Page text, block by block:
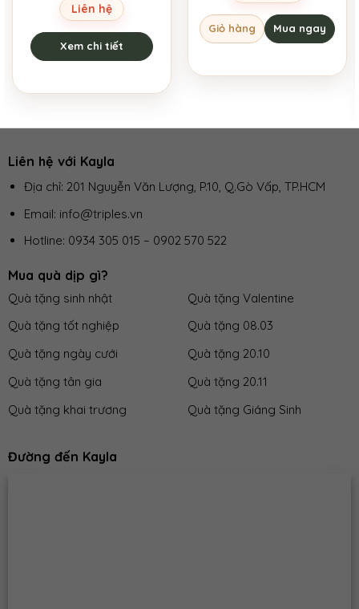
Liên hệ
Xem chi tiết
Giỏ hàng Mua ngay
Liên hệ với Kayla
Địa chỉ: 201 Nguyễn Văn Lượng, P.10, Q.Gò Vấp, TP.HCM
Email: info@triples.vn
Hotline: 0934 305 015 – 0902 570 522
Mua quà dịp gì?
Quà tặng sinh nhật
Quà tặng tốt nghiệp
Quà tặng ngày cưới
Quà tặng tân gia
Quà tặng khai trương
Quà tặng Valentine
Quà tặng 08.03
Quà tặng 20.10
Quà tặng 20.11
Quà tặng Giáng Sinh
Đường đến Kayla